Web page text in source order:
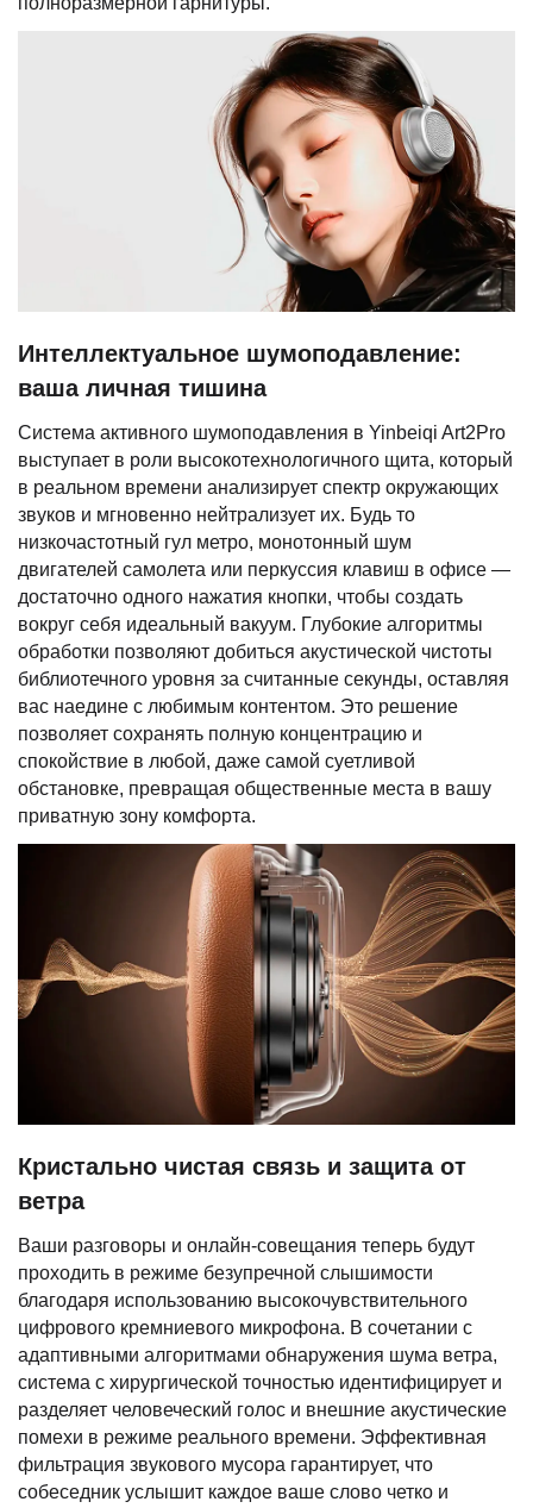
Интеллектуальное шумоподавление:
ваша личная тишина
Система активного шумоподавления в Yinbeiqi Art2Pro
выступает в роли высокотехнологичного щита, который
в реальном времени анализирует спектр окружающих
звуков и мгновенно нейтрализует их. Будь то
низкочастотный гул метро, монотонный шум
двигателей самолета или перкуссия клавиш в офисе —
достаточно одного нажатия кнопки, чтобы создать
вокруг себя идеальный вакуум. Глубокие алгоритмы
обработки позволяют добиться акустической чистоты
библиотечного уровня за считанные секунды, оставляя
вас наедине с любимым контентом. Это решение
позволяет сохранять полную концентрацию и
спокойствие в любой, даже самой суетливой
обстановке, превращая общественные места в вашу
приватную зону комфорта.
Кристально чистая связь и защита от
ветра
Ваши разговоры и онлайн-совещания теперь будут
проходить в режиме безупречной слышимости
благодаря использованию высокочувствительного
цифрового кремниевого микрофона. В сочетании с
адаптивными алгоритмами обнаружения шума ветра,
система с хирургической точностью идентифицирует и
разделяет человеческий голос и внешние акустические
помехи в режиме реального времени. Эффективная
фильтрация звукового мусора гарантирует, что
собеседник услышит каждое ваше слово четко и